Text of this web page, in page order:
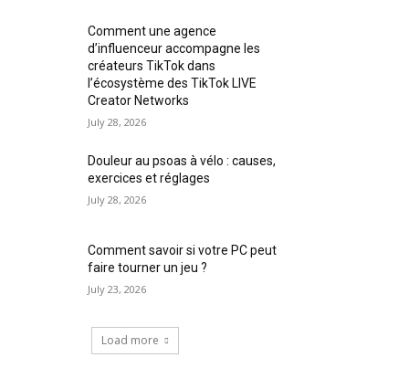
Comment une agence
d’influenceur accompagne les
créateurs TikTok dans
l’écosystème des TikTok LIVE
Creator Networks
July 28, 2026
Douleur au psoas à vélo : causes,
exercices et réglages
July 28, 2026
Comment savoir si votre PC peut
faire tourner un jeu ?
July 23, 2026
Load more